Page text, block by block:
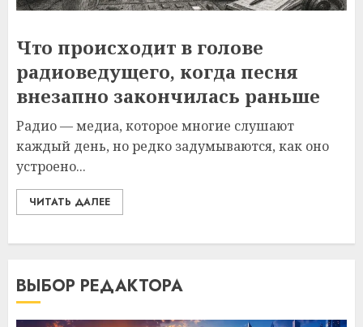
Что происходит в голове
радиоведущего, когда песня
внезапно закончилась раньше
Радио — медиа, которое многие слушают
каждый день, но редко задумываются, как оно
устроено...
ЧИТАТЬ ДАЛЕЕ
ВЫБОР РЕДАКТОРА